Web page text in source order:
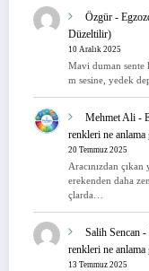
Özgür -
Düzeltilir)
10 Aralık 2025
Mavi duman sente
m sesine, yedek
Mehmet Ali -
renkleri ne anlama
20 Temmuz 2025
Aracınızdan
erekenden daha
çlarda…
Salih Sencan -
renkleri ne anlama
13 Temmuz 2025